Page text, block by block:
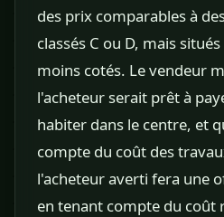
des prix comparables à
classés C ou D, mais
moins cotés. Le vendeur
l'acheteur serait prêt à
habiter dans le centre, et
compte du coût des
l'acheteur averti fera une
en tenant compte du coût